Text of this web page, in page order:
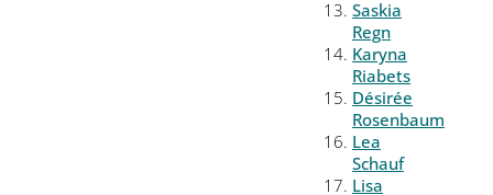
Saskia
Regn
Karyna
Riabets
Désirée
Rosenbaum
Lea
Schauf
Lisa